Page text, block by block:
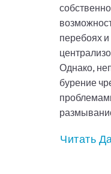
перебоях и
Однако,
бурение
Читать